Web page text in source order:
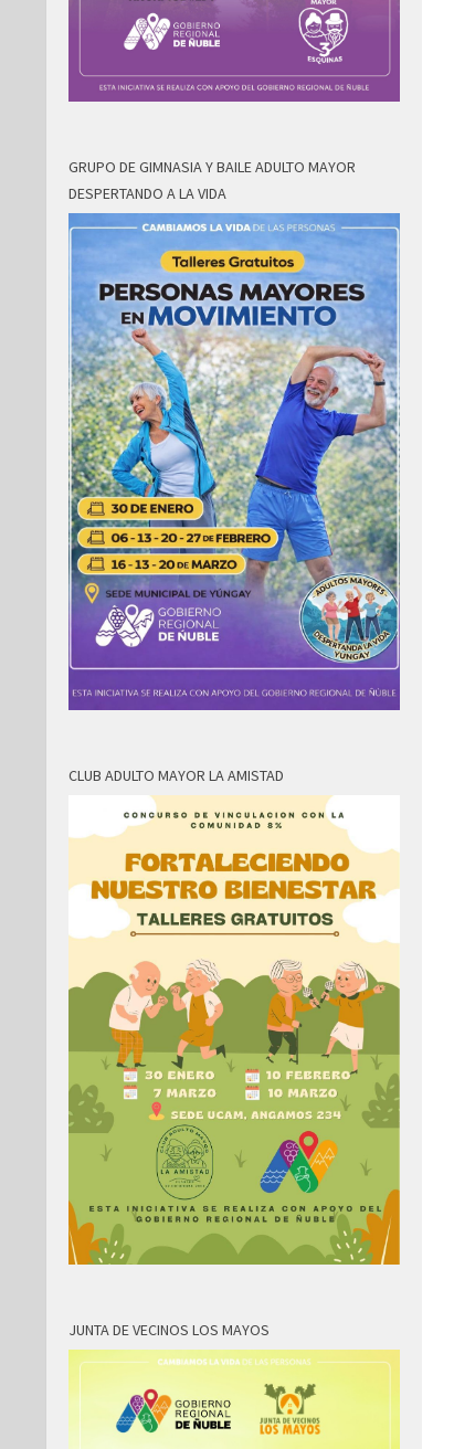
GRUPO DE GIMNASIA Y BAILE ADULTO MAYOR
DESPERTANDO A LA VIDA
CLUB ADULTO MAYOR LA AMISTAD
JUNTA DE VECINOS LOS MAYOS